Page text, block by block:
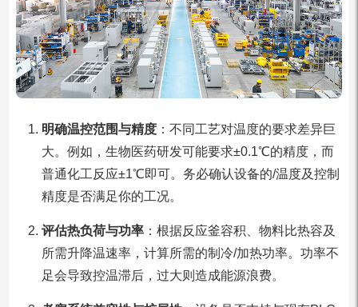
明确温控范围与精度：不同工艺对温度的要求差异巨
大。例如，生物医药研发可能要求±0.1℃的精度，而
普通化工反应±1℃即可。务必确认设备的/温度及控制
精度是否满足你的工况。
评估热负荷与功率：根据反应釜容积、物料比热容及
所需升降温速率，计算所需的制冷/加热功率。功率不
足会导致控温滞后，过大则造成能源浪费。